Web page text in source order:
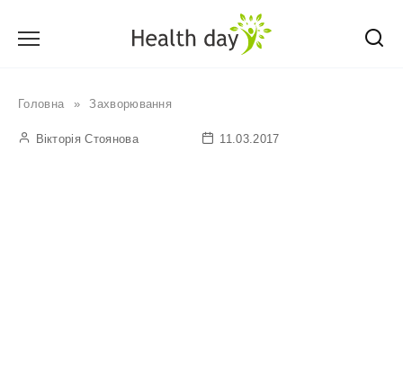
Головна » Захворювання
Вікторія Стоянова 11.03.2017